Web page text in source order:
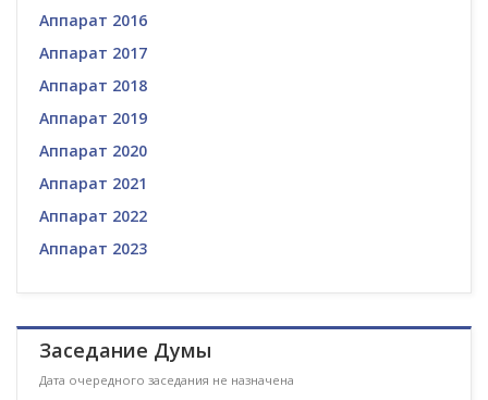
Аппарат 2016
Аппарат 2017
Аппарат 2018
Аппарат 2019
Аппарат 2020
Аппарат 2021
Аппарат 2022
Аппарат 2023
Заседание Думы
Дата очередного заседания не назначена